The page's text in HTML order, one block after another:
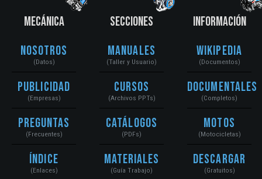
MECÁNICA
Nosotros
(Datos)
Publicidad
(Empresas)
Preguntas
(Frecuentes)
Índice
(Enlaces)
SECCIONES
Manuales
(Taller y Usuario)
Cursos
(Archivos PPTs)
Catálogos
(PDFs)
Materiales
(Guía Trabajo)
INFORMACIÓN
Wikipedia
(Documentos)
Documentales
(Completos)
Motos
(Motocicletas)
Descargar
(Gratuitos)